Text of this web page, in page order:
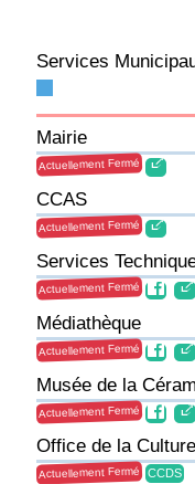
Services
Mairie
Actuellement Fermé
CCAS
Actuellement Fermé
Services
Actuellement Fermé
Médiathèque
Actuellement Fermé
Musée de la
Actuellement Fermé
Office de la Culture
Actuellement Fermé CCDS